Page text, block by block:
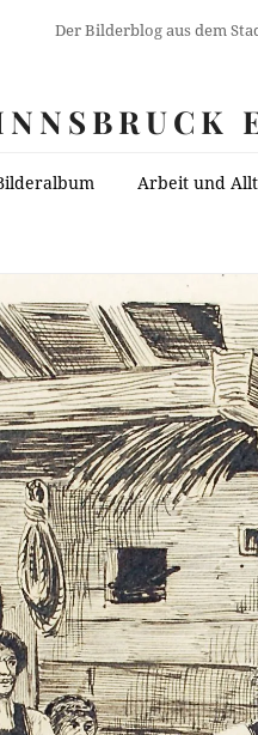
Der Bilderblog aus dem
Arbeit und